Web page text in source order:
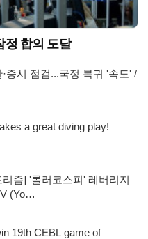
정 합의 도달
증시 점검...국정 복귀 '속도' /
a great diving play!
즘] '롤러코스피' 레버리지
(Yo…
19th CEBL game of